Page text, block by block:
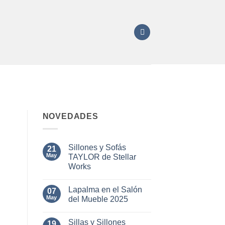
NOVEDADES
21
May
Sillones y Sofás
TAYLOR de Stellar
Works
comentarios
en
Sillones
TAYLOR
07
May
Lapalma en el Salón
del Mueble 2025
comentarios
Sillas y Sillones